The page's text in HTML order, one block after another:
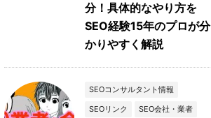
分！具体的なやり方を
SEO経験15年のプロが分
かりやすく解説
SEOコンサルタント情報
SEOリンク
SEO会社・業者